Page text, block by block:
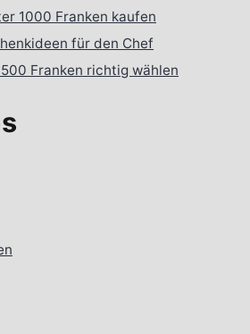
1000 Franken kaufen
für den Chef
Franken richtig wählen